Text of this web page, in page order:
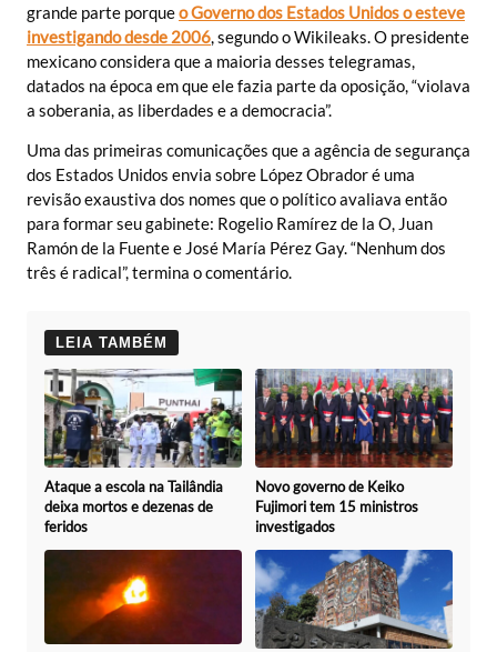
grande parte porqueo Governo dos Estados Unidos o esteve
investigando desde 2006,segundo o Wikileaks. O presidente
mexicano considera que a maioria desses telegramas,
datados na época em que ele fazia parte da oposição, “violava
a soberania, as liberdades e a democracia”.
Uma das primeiras comunicações que a agência de segurança
dos Estados Unidos envia sobre López Obrador é uma
revisão exaustiva dos nomes que o político avaliava então
para formar seu gabinete: Rogelio Ramírez de la O, Juan
Ramón de la Fuente e José María Pérez Gay. “Nenhum dos
três é radical”, termina o comentário.
LEIA TAMBÉM
Ataque a escola na Tailândia
deixa mortos e dezenas de
feridos
Novo governo de Keiko
Fujimori tem 15 ministros
investigados